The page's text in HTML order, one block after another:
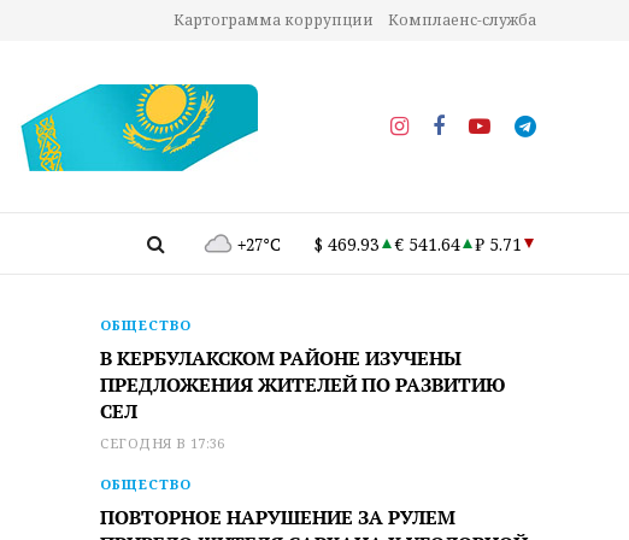
Картограмма коррупции Комплаенс-служба
+27°C $ 469.93 € 541.64 ₽ 5.71
ОБЩЕСТВО
В КЕРБУЛАКСКОМ РАЙОНЕ ИЗУЧЕНЫ
ПРЕДЛОЖЕНИЯ ЖИТЕЛЕЙ ПО РАЗВИТИЮ
СЕЛ
СЕГОДНЯ В 17:36
ОБЩЕСТВО
ПОВТОРНОЕ НАРУШЕНИЕ ЗА РУЛЕМ